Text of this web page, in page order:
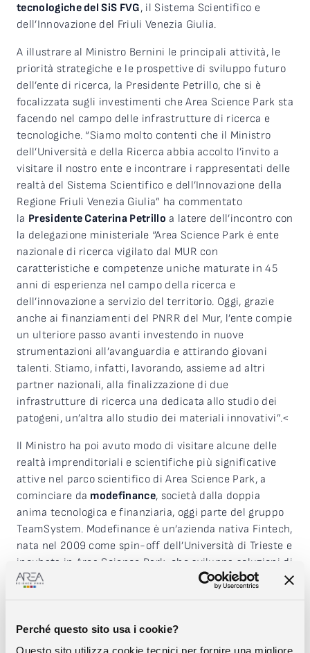
Perché questo sito usa i cookie?
Questo sito utilizza cookie tecnici per fornire una migliore
tecnologiche del SiS FVG, il Sistema Scientifico e
dell’Innovazione del Friuli Venezia Giulia.
A illustrare al Ministro Bernini le principali attività, le
priorità strategiche e le prospettive di sviluppo futuro
dell’ente di ricerca, la Presidente Petrillo, che si è
focalizzata sugli investimenti che Area Science Park sta
facendo nel campo delle infrastrutture di ricerca e
tecnologiche. “Siamo molto contenti che il Ministro
dell’Università e della Ricerca abbia accolto l’invito a
visitare il nostro ente e incontrare i rappresentati delle
realtà del Sistema Scientifico e dell’Innovazione della
Regione Friuli Venezia Giulia” ha commentato
la Presidente Caterina Petrillo a latere dell’incontro con
la delegazione ministeriale “Area Science Park è ente
nazionale di ricerca vigilato dal MUR con
caratteristiche e competenze uniche maturate in 45
anni di esperienza nel campo della ricerca e
dell’innovazione a servizio del territorio. Oggi, grazie
anche ai finanziamenti del PNRR del Mur, l’ente compie
un ulteriore passo avanti investendo in nuove
strumentazioni all’avanguardia e attirando giovani
talenti. Stiamo, infatti, lavorando, assieme ad altri
partner nazionali, alla finalizzazione di due
infrastrutture di ricerca una dedicata allo studio dei
patogeni, un’altra allo studio dei materiali innovativi”.<
Il Ministro ha poi avuto modo di visitare alcune delle
realtà imprenditoriali e scientifiche più significative
attive nel parco scientifico di Area Science Park, a
cominciare da modefinance, società dalla doppia
anima tecnologica e finanziaria, oggi parte del gruppo
TeamSystem. Modefinance è un’azienda nativa Fintech,
nata nel 2009 come spin-off dell’Università di Trieste e
incubata in Area Science Park, che sviluppa soluzioni di
Intelligenza Artificiale e data science per la valutazione
È stata poi la volta dell’ ICGEB (International Centre for